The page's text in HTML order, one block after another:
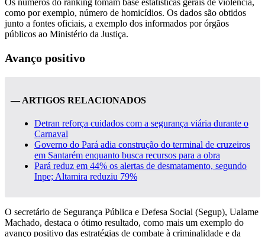
como por exemplo, número de homicídios. Os dados são obtidos
junto a fontes oficiais, a exemplo dos informados por órgãos
públicos ao Ministério da Justiça.
Avanço positivo
— ARTIGOS RELACIONADOS
Detran reforça cuidados com a segurança viária durante o
Carnaval
Governo do Pará adia construção do terminal de cruzeiros
em Santarém enquanto busca recursos para a obra
Pará reduz em 44% os alertas de desmatamento, segundo
Inpe; Altamira reduziu 79%
O secretário de Segurança Pública e Defesa Social (Segup), Ualame
Machado, destaca o ótimo resultado, como mais um exemplo do
avanço positivo das estratégias de combate à criminalidade e da